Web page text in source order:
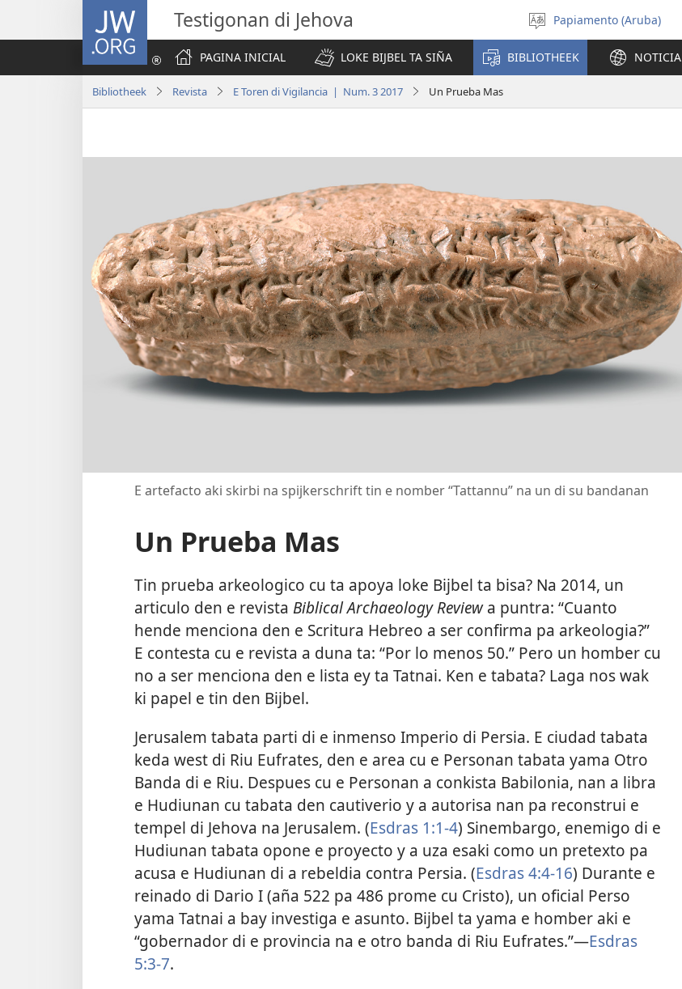
JW.ORG Testigonan di Jehova
Scoge
idioma
Papiamento (Aruba)
PAGINA INICIAL
LOKE BIJBEL TA SIÑA BIBLIOTHEEK NOTICIA
Bibliotheek Revista E Toren di Vigilancia | Num. 3 2017 Un Prueba Mas
E artefacto aki skirbi na spijkerschrift tin e nomber “Tattannu” na un di su bandanan
Un Prueba Mas
Tin prueba arkeologico cu ta apoya loke Bijbel ta bisa? Na 2014, un
articulo den e revista Biblical Archaeology Reviewa puntra: “Cuanto
hende menciona den e Scritura Hebreo a ser confirma pa arkeologia?”
E contesta cu e revista a duna ta: “Por lo menos 50.” Pero un homber cu
no a ser menciona den e lista ey ta Tatnai. Ken e tabata? Laga nos wak
ki papel e tin den Bijbel.
Jerusalem tabata parti di e inmenso Imperio di Persia. E ciudad tabata
keda west di Riu Eufrates, den e area cu e Personan tabata yama Otro
Banda di e Riu. Despues cu e Personan a conkista Babilonia, nan a libra
e Hudiunan cu tabata den cautiverio y a autorisa nan pa reconstrui e
tempel di Jehova na Jerusalem. (Esdras 1:1-4) Sinembargo, enemigo di e
Hudiunan tabata opone e proyecto y a uza esaki como un pretexto pa
acusa e Hudiunan di a rebeldia contra Persia. (Esdras 4:4-16) Durante e
reinado di Dario I (aña 522 pa 486 prome cu Cristo), un oficial Perso
yama Tatnai a bay investiga e asunto. Bijbel ta yama e homber aki e
“gobernador di e provincia na e otro banda di Riu Eufrates.”—Esdras
5:3-7.